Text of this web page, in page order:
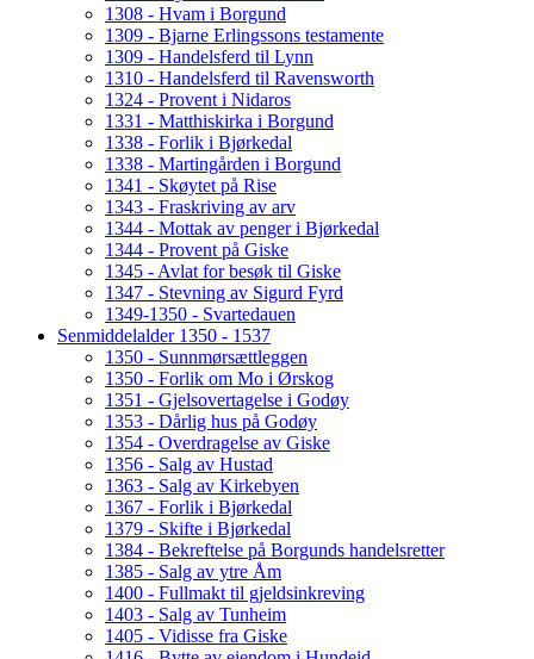
1308 - Hvam i Borgund
1309 - Bjarne Erlingssons testamente
1309 - Handelsferd til Lynn
1310 - Handelsferd til Ravensworth
1324 - Provent i Nidaros
1331 - Matthiskirka i Borgund
1338 - Forlik i Bjørkedal
1338 - Martingården i Borgund
1341 - Skøytet på Rise
1343 - Fraskriving av arv
1344 - Mottak av penger i Bjørkedal
1344 - Provent på Giske
1345 - Avlat for besøk til Giske
1347 - Stevning av Sigurd Fyrd
1349-1350 - Svartedauen
Senmiddelalder 1350 - 1537
1350 - Sunnmørsættleggen
1350 - Forlik om Mo i Ørskog
1351 - Gjelsovertagelse i Godøy
1353 - Dårlig hus på Godøy
1354 - Overdragelse av Giske
1356 - Salg av Hustad
1363 - Salg av Kirkebyen
1367 - Forlik i Bjørkedal
1379 - Skifte i Bjørkedal
1384 - Bekreftelse på Borgunds handelsretter
1385 - Salg av ytre Åm
1400 - Fullmakt til gjeldsinkreving
1403 - Salg av Tunheim
1405 - Vidisse fra Giske